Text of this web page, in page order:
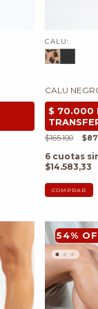
CALU:
CALU
$165.100
6 cuotas
$14.583,33
COMPRAR
54%